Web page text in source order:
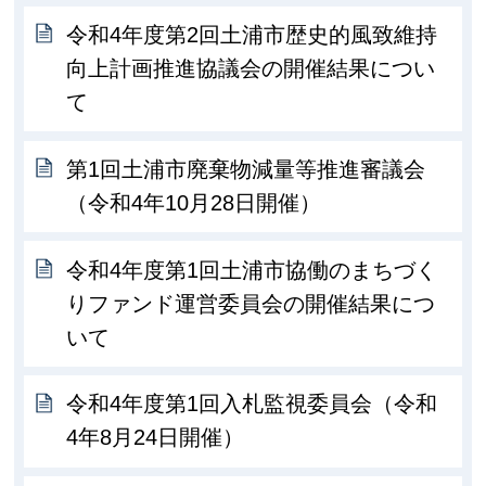
令和4年度第2回土浦市歴史的風致維持
向上計画推進協議会の開催結果につい
て
第1回土浦市廃棄物減量等推進審議会
（令和4年10月28日開催）
令和4年度第1回土浦市協働のまちづく
りファンド運営委員会の開催結果につ
いて
令和4年度第1回入札監視委員会（令和
4年8月24日開催）